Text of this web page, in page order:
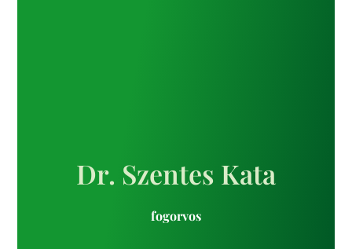
Dr. Szentes Kata
fogorvos